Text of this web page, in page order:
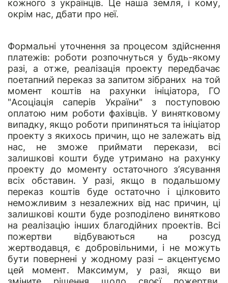
кожного з українців. Це наша земля, і кому,
окрім нас, дбати про неї.
Формальні уточнення за процесом здійснення
платежів: роботи розпочнуться у будь-якому
разі, а отже, реалізація проекту передбачає
поетапний переказ за запитом зібраних на той
момент коштів на рахунки ініціатора, ГО
"Асоціація саперів України" з поступовою
оплатою ним роботи фахівців. У винятковому
випадку, якщо роботи припиняться та ініціатор
проекту з якихось причин, що не залежать від
нас, не зможе приймати перекази, всі
залишкові кошти буде утримано на рахунку
проекту до моменту остаточного з’ясування
всіх обставин. У разі, якщо в подальшому
переказ коштів буде остаточно і цілковито
неможливим з незалежних від нас причин, ці
залишкові кошти буде розподілено винятково
на реалізацію інших благодійних проектів. Всі
пожертви відбуваються на розсуд
жертводавця, є добровільними, і не можуть
бути повернені у жодному разі – акцентуємо
цей момент. Максимум, у разі, якщо ви